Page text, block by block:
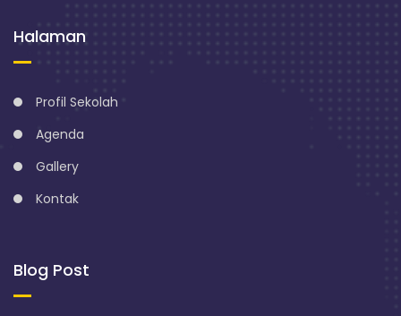
Halaman
Profil Sekolah
Agenda
Gallery
Kontak
Blog Post